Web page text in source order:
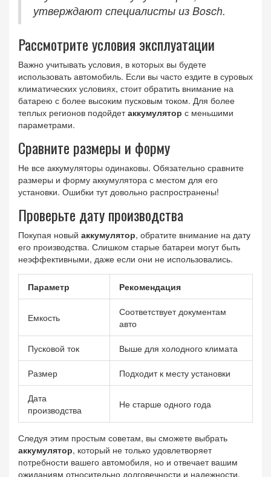
утверждают специалисты из Bosch.
Рассмотрите условия эксплуатации
Важно учитывать условия, в которых вы будете
использовать автомобиль. Если вы часто ездите в суровых
климатических условиях, стоит обратить внимание на
батарею с более высоким пусковым током. Для более
теплых регионов подойдетаккумулятор с меньшими
параметрами.
Сравните размеры и форму
Не все аккумуляторы одинаковы. Обязательно сравните
размеры и форму аккумулятора с местом для его
установки. Ошибки тут довольно распространены!
Проверьте дату производства
Покупая новый аккумулятор, обратите внимание на дату
его производства. Слишком старые батареи могут быть
неэффективными, даже если они не использовались.
Параметр Рекомендация
Емкость
Соответствует документам
авто
Пусковой ток Выше для холодного климата
Размер Подходит к месту установки
Дата
производства
Не старше одного года
Следуя этим простым советам, вы сможете выбрать
аккумулятор, который не только удовлетворяет
потребности вашего автомобиля, но и отвечает вашим
ожиданиям относительно долговечности и надежности.